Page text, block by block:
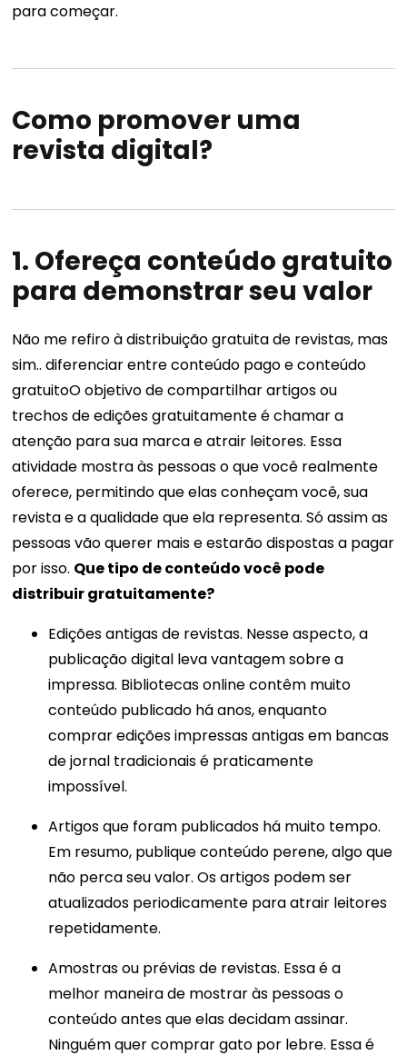
para começar.
Como promover uma
revista digital?
1. Ofereça conteúdo gratuito
para demonstrar seu valor
Não me refiro à distribuição gratuita de revistas, mas
sim..diferenciar entre conteúdo pago e conteúdo
gratuitoO objetivo de compartilhar artigos ou
trechos de edições gratuitamente é chamar a
atenção para sua marca e atrair leitores. Essa
atividade mostra às pessoas o que você realmente
oferece, permitindo que elas conheçam você, sua
revista e a qualidade que ela representa. Só assim as
pessoas vão querer mais e estarão dispostas a pagar
por isso. Que tipo de conteúdo você pode
distribuir gratuitamente?
Edições antigas de revistas. Nesse aspecto, a
publicação digital leva vantagem sobre a
impressa. Bibliotecas online contêm muito
conteúdo publicado há anos, enquanto
comprar edições impressas antigas em bancas
de jornal tradicionais é praticamente
impossível.
Artigos que foram publicados há muito tempo.
Em resumo, publique conteúdo perene, algo que
não perca seu valor. Os artigos podem ser
atualizados periodicamente para atrair leitores
repetidamente.
Amostras ou prévias de revistas. Essa é a
melhor maneira de mostrar às pessoas o
conteúdo antes que elas decidam assinar.
Ninguém quer comprar gato por lebre. Essa é